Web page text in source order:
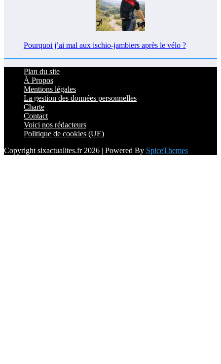
Pourquoi j’ai mal aux ischio-jambiers après le vélo ?
Plan du site
À Propos
Mentions légales
La gestion des données personnelles
Charte
Contact
Voici nos rédacteurs
Politique de cookies (UE)
Copyright sixactualites.fr 2026 | Powered By SpiceThemes